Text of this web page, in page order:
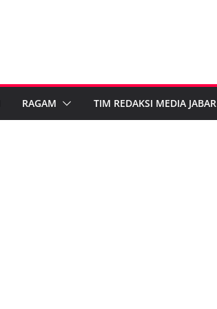
RAGAM TIM REDAKSI MEDIA JABAR